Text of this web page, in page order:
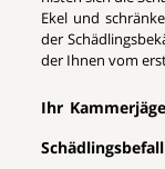
Ekel und
der
der Ihnen vom
Ihr
Schädlingsbefall